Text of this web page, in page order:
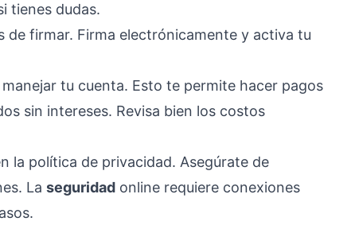
tienes dudas.
de firmar. Firma electrónicamente y activa tu
tu cuenta. Esto te permite hacer pagos
sin intereses. Revisa bien los costos
la política de privacidad. Asegúrate de
La seguridad online requiere conexiones